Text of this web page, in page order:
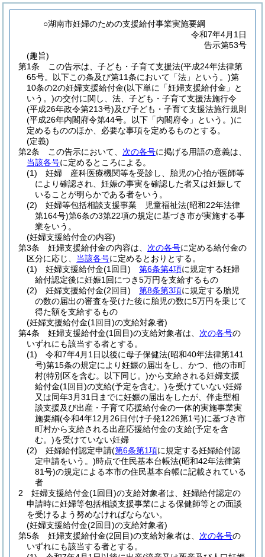
○湖南市妊婦のための支援給付事業実施要綱
令和7年4月1日
告示第53号
(趣旨)
第1条
この告示は、子ども・子育て支援法(平成24年法律第
65号。以下この条及び第11条において「法」という。)第
10条の2の妊婦支援給付金(以下単に「妊婦支援給付金」と
いう。)の交付に関し、法、子ども・子育て支援法施行令
(平成26年政令第213号)及び子ども・子育て支援法施行規則
(平成26年内閣府令第44号。以下「内閣府令」という。)に
定めるもののほか、必要な事項を定めるものとする。
(定義)
第2条
この告示において、 次の各号に掲げる用語の意義は、
当該各号に定めるところによる。
(1)
妊婦 産科医療機関等を受診し、胎児の心拍が医師等
により確認され、妊娠の事実を確認した者又は妊娠して
いることが明らかである者をいう。
(2)
妊婦等包括相談支援事業 児童福祉法(昭和22年法律
第164号)第6条の3第22項の規定に基づき市が実施する事
業をいう。
(妊婦支援給付金の内容)
第3条
妊婦支援給付金の内容は、 次の各号に定める給付金の
区分に応じ、 当該各号に定めるとおりとする。
(1)
妊婦支援給付金(1回目) 第6条第4項に規定する妊婦
給付認定後に妊娠1回につき5万円を支給するもの
(2)
妊婦支援給付金(2回目) 第8条第3項に規定する胎児
の数の届出の審査を受けた後に胎児の数に5万円を乗じて
得た額を支給するもの
(妊婦支援給付金(1回目)の支給対象者)
第4条
妊婦支援給付金(1回目)の支給対象者は、 次の各号の
いずれにも該当する者とする。
(1)
令和7年4月1日以後に母子保健法(昭和40年法律第141
号)第15条の規定により妊娠の届出をし、かつ、他の市町
村(特別区を含む。以下同じ。)から支給される妊婦支援
給付金(1回目)の支給(予定を含む。)を受けていない妊婦
又は同年3月31日までに妊娠の届出をしたが、伴走型相
談支援及び出産・子育て応援給付金の一体的実施事業実
施要綱(令和4年12月26日付け子発1226第1号)に基づき市
町村から支給される出産応援給付金の支給(予定を含
む。)を受けていない妊婦
(2)
妊婦給付認定申請(第6条第1項に規定する妊婦給付認
定申請をいう。)時点で住民基本台帳法(昭和42年法律第
81号)の規定による本市の住民基本台帳に記載されている
者
2
妊婦支援給付金(1回目)の支給対象者は、妊婦給付認定の
申請時に妊婦等包括相談支援事業による保健師等との面談
を受けるよう努めなければならない。
(妊婦支援給付金(2回目)の支給対象者)
第5条
妊婦支援給付金(2回目)の支給対象者は、 次の各号の
いずれにも該当する者とする。